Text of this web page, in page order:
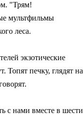
"Трям!
мультфильмы
леса.
экзотические
печку, глядят на
с нами вместе в шести